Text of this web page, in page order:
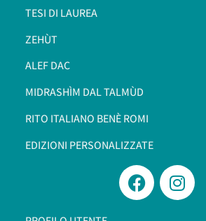
TESI DI LAUREA
ZEHÙT
ALEF DAC
MIDRASHÌM DAL TALMÙD
RITO ITALIANO BENÈ ROMI​
EDIZIONI PERSONALIZZATE